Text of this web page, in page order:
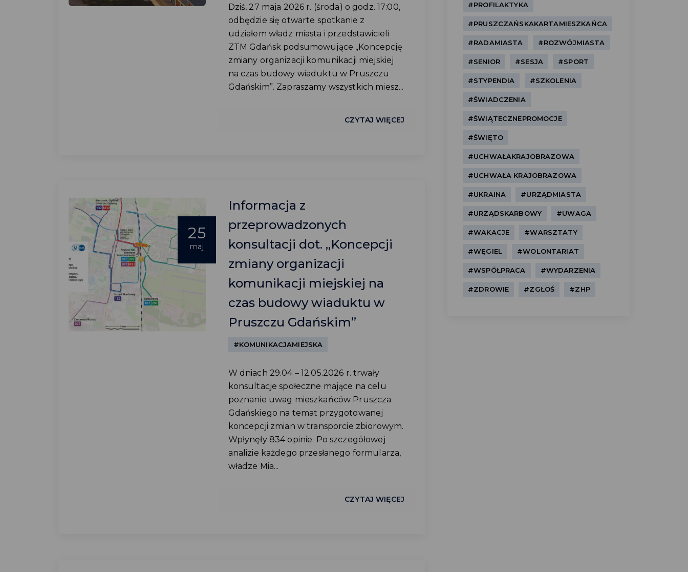
Dziś, 27 maja 2026 r. (środa) o godz. 17:00,
odbędzie się otwarte spotkanie z
udziałem władz miasta i przedstawicieli
ZTM Gdańsk podsumowujące „Koncepcję
zmiany organizacji komunikacji miejskiej
na czas budowy wiaduktu w Pruszczu
Gdańskim”. Zapraszamy wszystkich miesz...
CZYTAJ WIĘCEJ
25
maj
Informacja z
przeprowadzonych
konsultacji dot. „Koncepcji
zmiany organizacji
komunikacji miejskiej na
czas budowy wiaduktu w
Pruszczu Gdańskim”
#KOMUNIKACJAMIEJSKA
W dniach 29.04 – 12.05.2026 r. trwały
konsultacje społeczne mające na celu
poznanie uwag mieszkańców Pruszcza
Gdańskiego na temat przygotowanej
koncepcji zmian w transporcie zbiorowym.
Wpłynęły 834 opinie. Po szczegółowej
analizie każdego przesłanego formularza,
władze Mia...
CZYTAJ WIĘCEJ
#PROFILAKTYKA
#PRUSZCZAŃSKAKARTAMIESZKAŃCA
#RADAMIASTA #ROZWÓJMIASTA
#SENIOR #SESJA #SPORT
#STYPENDIA #SZKOLENIA
#ŚWIADCZENIA
#ŚWIĄTECZNEPROMOCJE
#ŚWIĘTO
#UCHWAŁAKRAJOBRAZOWA
#UCHWAŁA KRAJOBRAZOWA
#UKRAINA #URZĄDMIASTA
#URZĄDSKARBOWY #UWAGA
#WAKACJE #WARSZTATY
#WĘGIEL #WOLONTARIAT
#WSPÓŁPRACA #WYDARZENIA
#ZDROWIE #ZGŁOŚ #ZHP